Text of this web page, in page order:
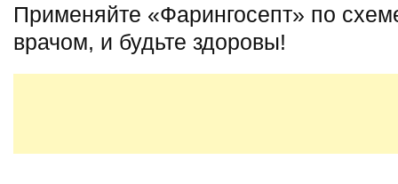
Применяйте «Фарингосепт» по
врачом, и будьте здоровы!